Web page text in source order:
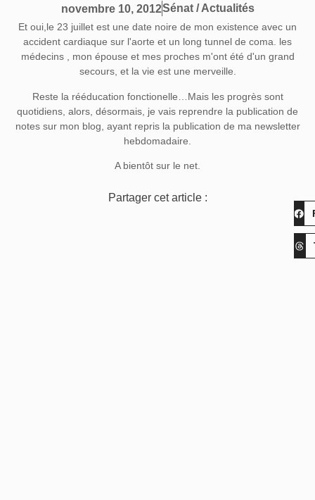
novembre 10, 2012Sénat / Actualités
Et oui,le 23 juillet est une date noire de mon existence avec un
accident cardiaque sur l'aorte et un long tunnel de coma. les
médecins , mon épouse et mes proches m'ont été d'un grand
secours, et la vie est une merveille.
Reste la rééducation fonctionelle…Mais les progrès sont
quotidiens, alors, désormais, je vais reprendre la publication de
notes sur mon blog, ayant repris la publication de ma newsletter
hebdomadaire.
A bientôt sur le net.
Partager cet article :